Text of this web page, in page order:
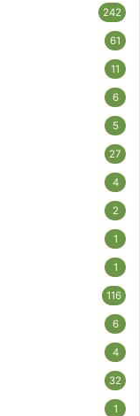
242
61
11
6
5
27
4
2
1
1
116
6
4
32
1